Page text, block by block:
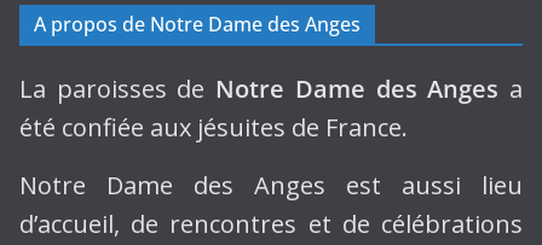
A propos de Notre Dame des Anges
La paroisses de Notre Dame des Anges a
été confiée aux jésuites de France.
Notre Dame des Anges est aussi lieu
d’accueil, de rencontres et de célébrations